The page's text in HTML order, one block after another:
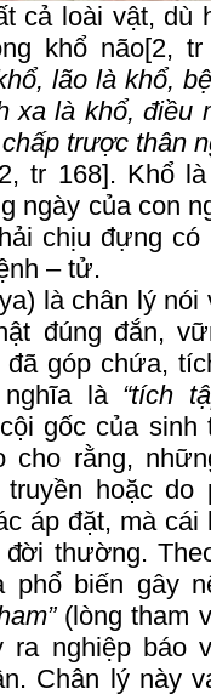
cả loài vật, dù
khổ não[2, tr
lão là khổ,
xa là khổ, điều
trược thân
tr 168]. Khổ
ngày của con
chịu đựng
– tử.
là chân lý nói
đúng đắn,
góp chứa,
là “tích
gốc của sinh
cho rằng,
hoặc do
áp đặt, mà cái
thường.
phổ biến gây
(lòng tham
nghiệp báo
Chân lý này